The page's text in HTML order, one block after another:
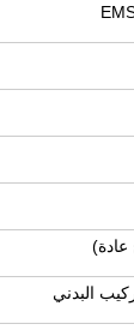
البدني